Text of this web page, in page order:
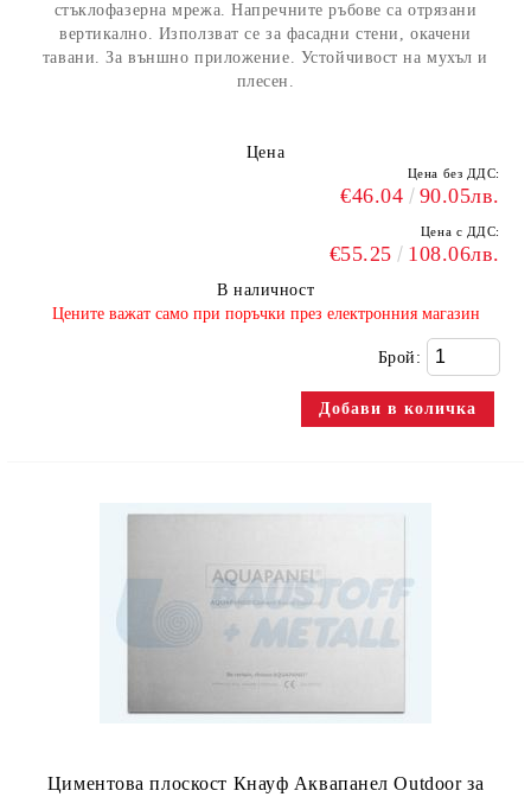
стъклофазерна мрежа. Напречните ръбове са отрязани
вертикално. Използват се за фасадни стени, окачени
тавани. За външно приложение. Устойчивост на мухъл и
плесен.
Цена
Цена без ДДС:
€46.04 90.05лв.
Цена с ДДС:
€55.25 108.06лв.
В наличност
​Цените важат само при поръчки през електронния магазин
Брой:
Циментова плоскост Кнауф Аквапанел Outdoor за